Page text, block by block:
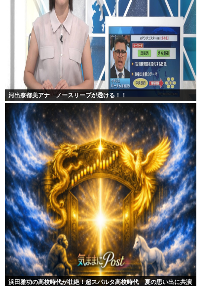
河出奈都美アナ ノースリーブが透ける！！
浜田雅功の高校時代が壮絶！超スパルタ高校時代 夏の思い出に共演